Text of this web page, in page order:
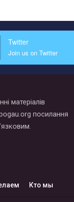
Twitter
Join us on Twitter
матеріалів
посилання
Кто мы